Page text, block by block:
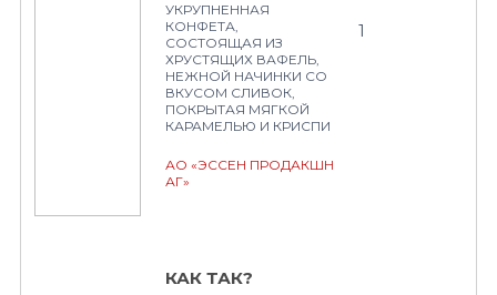
УКРУПНЕННАЯ
КОНФЕТА,
СОСТОЯЩАЯ ИЗ
ХРУСТЯЩИХ ВАФЕЛЬ,
НЕЖНОЙ НАЧИНКИ СО
ВКУСОМ СЛИВОК,
ПОКРЫТАЯ МЯГКОЙ
КАРАМЕЛЬЮ И КРИСПИ
АО «ЭССЕН ПРОДАКШН
АГ»
1
КАК ТАК?